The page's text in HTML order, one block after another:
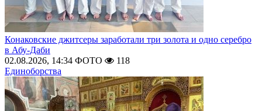
Конаковские джитсеры заработали три золота и одно серебро
в Абу-Даби
02.08.2026, 14:34 ФОТО
118
Единоборства